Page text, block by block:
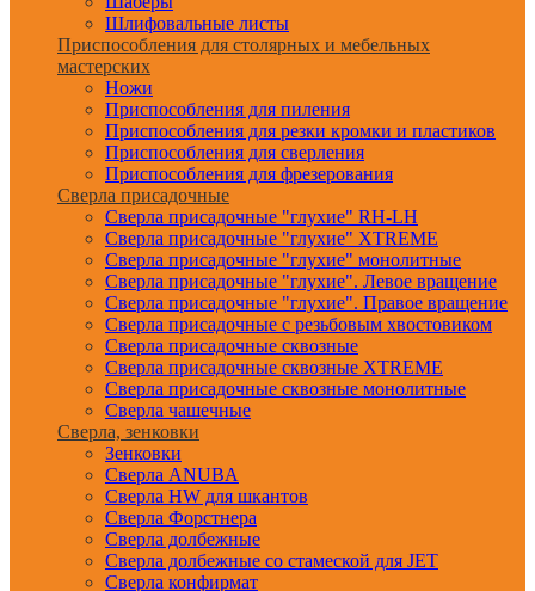
Шлифовальные листы
Приспособления для столярных и мебельных
мастерских
Ножи
Приспособления для пиления
Приспособления для резки кромки и пластиков
Приспособления для сверления
Приспособления для фрезерования
Сверла присадочные
Сверла присадочные "глухие" RH-LH
Сверла присадочные "глухие" XTREME
Сверла присадочные "глухие" монолитные
Сверла присадочные "глухие". Левое вращение
Сверла присадочные "глухие". Правое вращение
Сверла присадочные с резьбовым хвостовиком
Сверла присадочные сквозные
Сверла присадочные сквозные XTREME
Сверла присадочные сквозные монолитные
Сверла чашечные
Сверла, зенковки
Зенковки
Сверла ANUBA
Сверла HW для шкантов
Сверла Форстнера
Сверла долбежные
Сверла долбежные со стамеской для JET
Сверла конфирмат